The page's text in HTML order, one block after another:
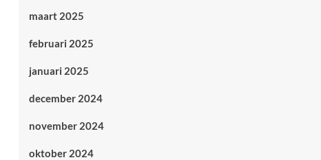
maart 2025
februari 2025
januari 2025
december 2024
november 2024
oktober 2024